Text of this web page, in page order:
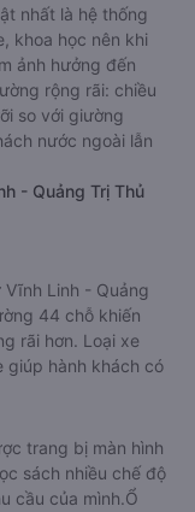
nhất là hệ thống
khoa học nên khi
ảnh hưởng đến
rộng rãi: chiều
so với giường
nước ngoài lẫn
- Quảng Trị Thủ
Linh - Quảng
44 chỗ khiến
rãi hơn. Loại xe
giúp hành khách có
trang bị màn hình
sách nhiều chế độ
cầu của mình.Ổ